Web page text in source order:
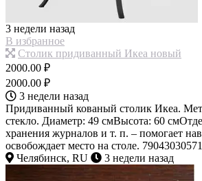
3 недели назад
В избранное
Столик придиванный Икеа новый
2000.00 ₽
2000.00 ₽
3 недели назад
Придиванный кованый столик Икеа.
стекло. Диаметр: 49 смВысота: 60
хранения журналов и т. п. – помогает
освобождает место на столе. 79043030571
Челябинск, RU
3 недели назад